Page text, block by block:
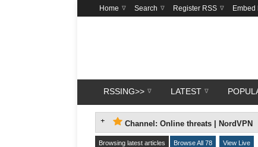
Home Search Register RSS Embed
RSSING>> LATEST
Channel: Online threats | NordVPN
Browsing latest articles Browse All 78 View Live